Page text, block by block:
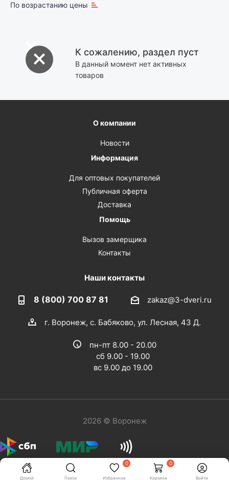
Домой Поиск
0
Избранное
0
Корзина Войти
По возрастанию цены
К сожалению, раздел пуст
В данный момент нет активных
товаров
О компании
Новости
Информация
Для оптовых покупателей
Публичная оферта
Доставка
Помощь
Вызов замерщика
Контакты
Наши контакты
8 (800) 700 87 81 zakaz@3-dveri.ru
г. Воронеж, с. Бабяково, ул. Лесная, 43 Д.
пн-пт 8.00 - 20.00
сб 9.00 - 19.00
вс 9.00 до 19.00
2026 © Воронеж